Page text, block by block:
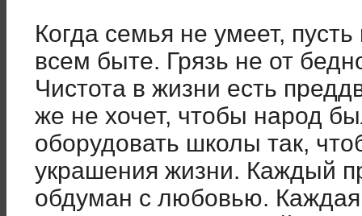
Когда семья не умеет,
всем быте. Грязь не от
Чистота в жизни есть
же не хочет, чтобы народ
оборудовать школы так,
украшения жизни. Каждый
обдуман с любовью.